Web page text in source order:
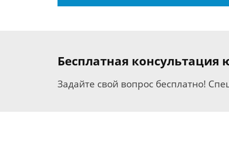
Бесплатная консультация
Задайте свой вопрос бесплатно!